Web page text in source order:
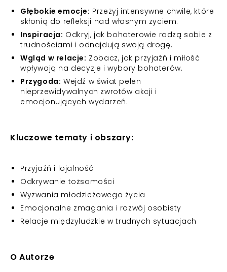
Głębokie emocje: Przeżyj intensywne chwile, które
skłonią do refleksji nad własnym życiem.
Inspiracja: Odkryj, jak bohaterowie radzą sobie z
trudnościami i odnajdują swoją drogę.
Wgląd w relacje: Zobacz, jak przyjaźń i miłość
wpływają na decyzje i wybory bohaterów.
Przygoda: Wejdź w świat pełen
nieprzewidywalnych zwrotów akcji i
emocjonujących wydarzeń.
Kluczowe tematy i obszary:
Przyjaźń i lojalność
Odkrywanie tożsamości
Wyzwania młodzieżowego życia
Emocjonalne zmagania i rozwój osobisty
Relacje międzyludzkie w trudnych sytuacjach
O Autorze